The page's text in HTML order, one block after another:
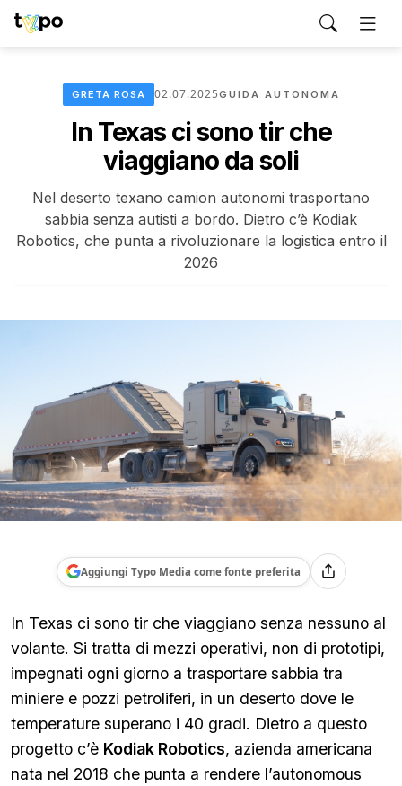
GRETA ROSA 02.07.2025GUIDA AUTONOMA
In Texas ci sono tir che
viaggiano da soli
Nel deserto texano camion autonomi trasportano
sabbia senza autisti a bordo. Dietro c’è Kodiak
Robotics, che punta a rivoluzionare la logistica entro il
2026
Aggiungi Typo Media come fonte preferita
In Texas ci sono tir che viaggiano senza nessuno al
volante. Si tratta di mezzi operativi, non di prototipi,
impegnati ogni giorno a trasportare sabbia tra
miniere e pozzi petroliferi, in un deserto dove le
temperature superano i 40 gradi. Dietro a questo
progetto c’è Kodiak Robotics, azienda americana
nata nel 2018 che punta a rendere l’autonomous